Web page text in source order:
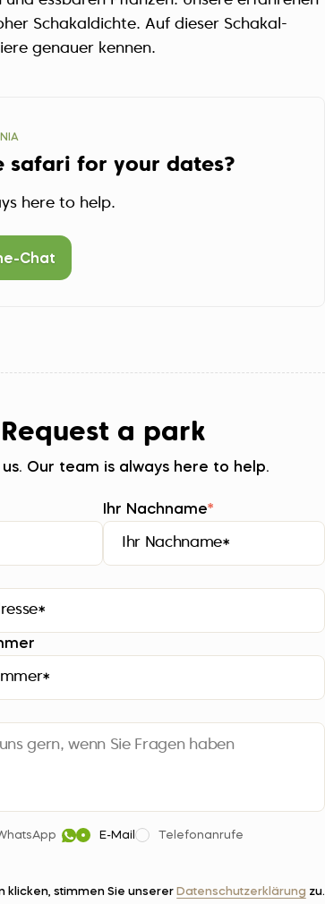
Україна (Українська)
Schakaldichte. Auf dieser Schakal-
genauer kennen.
safari for your dates?
here to help.
Chat
Request a park
Our team is always here to help.
Ihr Nachname*
E-Mail Telefonanrufe
klicken, stimmen Sie unserer Datenschutzerklärung zu.